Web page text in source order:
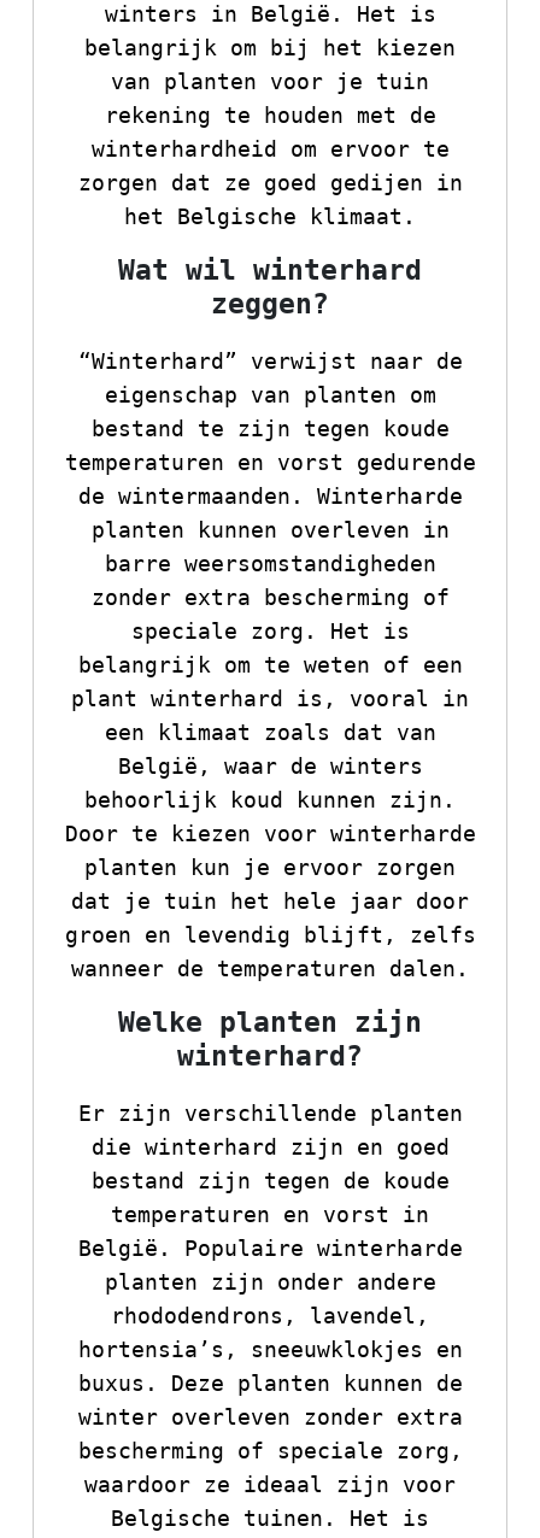
winters in België. Het is
belangrijk om bij het kiezen
van planten voor je tuin
rekening te houden met de
winterhardheid om ervoor te
zorgen dat ze goed gedijen in
het Belgische klimaat.
Wat wil winterhard
zeggen?
“Winterhard” verwijst naar de
eigenschap van planten om
bestand te zijn tegen koude
temperaturen en vorst gedurende
de wintermaanden. Winterharde
planten kunnen overleven in
barre weersomstandigheden
zonder extra bescherming of
speciale zorg. Het is
belangrijk om te weten of een
plant winterhard is, vooral in
een klimaat zoals dat van
België, waar de winters
behoorlijk koud kunnen zijn.
Door te kiezen voor winterharde
planten kun je ervoor zorgen
dat je tuin het hele jaar door
groen en levendig blijft, zelfs
wanneer de temperaturen dalen.
Welke planten zijn
winterhard?
Er zijn verschillende planten
die winterhard zijn en goed
bestand zijn tegen de koude
temperaturen en vorst in
België. Populaire winterharde
planten zijn onder andere
rhododendrons, lavendel,
hortensia’s, sneeuwklokjes en
buxus. Deze planten kunnen de
winter overleven zonder extra
bescherming of speciale zorg,
waardoor ze ideaal zijn voor
Belgische tuinen. Het is